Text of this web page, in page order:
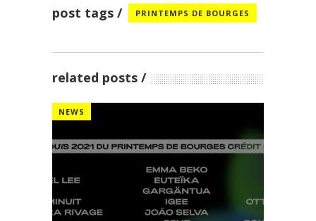
post tags PRINTEMPS DE BOURGES
related posts
NEWS